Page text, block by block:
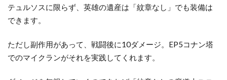
テュルソスに限らず、英雄の遺産は「紋章なし」でも装備は
できます。
ただし副作用があって、戦闘後に10ダメージ。EP5コナン塔
でのマイクランがそれを実践してくれます。